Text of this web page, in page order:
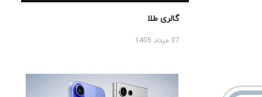
گالری طلا
07 مرداد 1405